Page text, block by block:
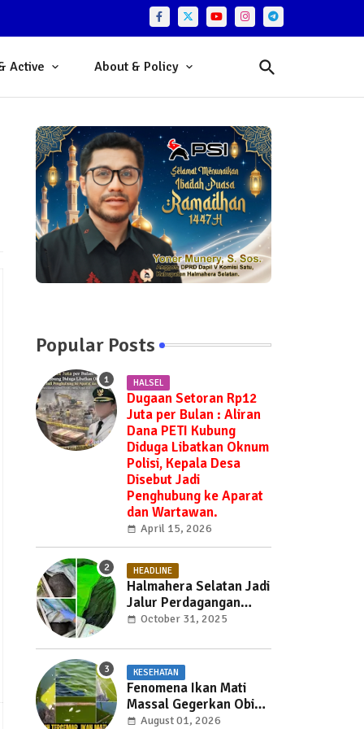
Active About & Policy
Popular Posts
HALSEL
Dugaan Setoran Rp12
Juta per Bulan : Aliran
Dana PETI Kubung
Diduga Libatkan Oknum
Polisi, Kepala Desa
Disebut Jadi
Penghubung ke Aparat
dan Wartawan.
April 15, 2026
HEADLINE
Halmahera Selatan Jadi
Jalur Perdagangan
Daging Babi —
Hendak Dibawa ke
Weda, Warga Mayoritas
Marah, Dinas Pertanian
Diminta Jangan Tutup
Mata
October 31, 2025
KESEHATAN
Fenomena Ikan Mati
Massal Gegerkan Obi
Utara, Penyebab Masih
August 01, 2026